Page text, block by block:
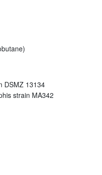
DSMZ 13134
strain MA342